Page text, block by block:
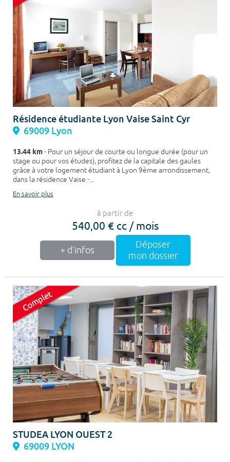
Résidence étudiante Lyon Vaise Saint Cyr
69009 Lyon
13.44 km- Pour un séjour de courte ou longue durée (pour un
stage ou pour vos études), profitez de la capitale des gaules
grâce à votre logement étudiant à Lyon 9ème arrondissement,
dans la résidence Vaise -...
En savoir plus
à partir de
540,00 € cc / mois
+ d'infos
Déposer
mon dossier
STUDEA LYON OUEST 2
69009 LYON